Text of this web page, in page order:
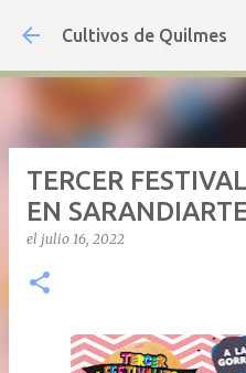
Ir al
Cultivos de Quilmes
TERCER
EN
el julio 16, 2022